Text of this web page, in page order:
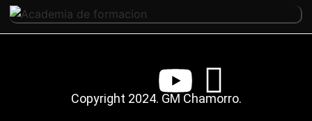
Copyright 2024. GM Chamorro.